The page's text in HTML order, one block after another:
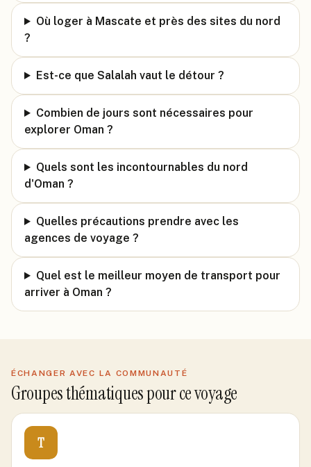
Où loger à Mascate et près des sites du nord
?
Est-ce que Salalah vaut le détour ?
Combien de jours sont nécessaires pour
explorer Oman ?
Quels sont les incontournables du nord
d'Oman ?
Quelles précautions prendre avec les
agences de voyage ?
Quel est le meilleur moyen de transport pour
arriver à Oman ?
ÉCHANGER AVEC LA COMMUNAUTÉ
Groupes thématiques pour ce voyage
T